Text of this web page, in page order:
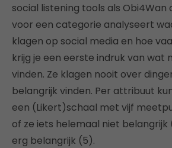
social listening tools als Obi4Wan
voor een categorie analyseert
klagen op social media en hoe
krijg je een eerste indruk van wat
vinden. Ze klagen nooit over
belangrijk vinden. Per attribuut
een (Likert)schaal met vijf
of ze iets helemaal niet belangrijk
erg belangrijk (5).